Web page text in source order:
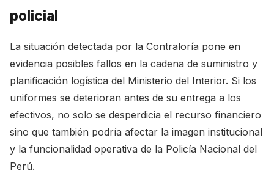
policial
La situación detectada por la Contraloría pone en
evidencia posibles fallos en la cadena de suministro y
planificación logística del Ministerio del Interior. Si los
uniformes se deterioran antes de su entrega a los
efectivos, no solo se desperdicia el recurso financiero
sino que también podría afectar la imagen institucional
y la funcionalidad operativa de la Policía Nacional del
Perú.